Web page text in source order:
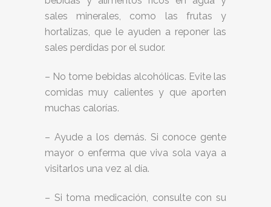
sales minerales, como las frutas y
hortalizas, que le ayuden a reponer las
sales perdidas por el sudor.
– No tome bebidas alcohólicas. Evite las
comidas muy calientes y que aporten
muchas calorías.
– Ayude a los demás. Si conoce gente
mayor o enferma que viva sola vaya a
visitarlos una vez al día.
– Si toma medicación, consulte con su